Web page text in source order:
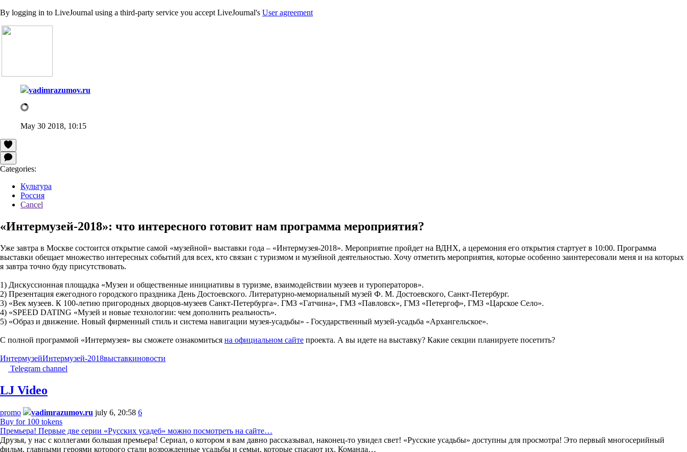
By logging in to LiveJournal using a third-party service you accept LiveJournal's User agreement
vadimrazumov.ru
May 30 2018, 10:15
Categories:
Культура
Россия
Cancel
«Интермузей-2018»: что интересного готовит нам программа мероприятия?
Уже завтра в Москве состоится открытие самой «музейной» выставки года – «Интермузея-2018». Мероприятие пройдет на ВДНХ, а церемония его открытия стартует в 10:00. Программа
выставки обещает множество интересных событий для всех, кто связан с туризмом и музейной деятельностью. Хочу отметить мероприятия, которые особенно заинтересовали меня и на которых
я завтра точно буду присутствовать.
1) Дискуссионная площадка «Музеи и общественные инициативы в туризме, взаимодействии музеев и туроператоров».
2) Презентация ежегодного городского праздника День Достоевского. Литературно-мемориальный музей Ф. М. Достоевского, Санкт-Петербург.
3) «Век музеев. К 100-летию пригородных дворцов-музеев Санкт-Петербурга». ГМЗ «Гатчина», ГМЗ «Павловск», ГМЗ «Петергоф», ГМЗ «Царское Село».
4) «SPEED DATING «Музей и новые технологии: чем дополнить реальность».
5) «Образ и движение. Новый фирменный стиль и система навигации музея-усадьбы» - Государственный музей-усадьба «Архангельское».
С полной программой «Интермузея» вы сможете ознакомиться на официальном сайте проекта. А вы идете на выставку? Какие секции планируете посетить?
ИнтермузейИнтермузей-2018выставкиновости
Telegram channel
LJ Video
promo vadimrazumov.ru july 6, 20:58 6
Buy for 100 tokens
Премьера! Первые две серии «Русских усадеб» можно посмотреть на сайте…
Друзья, у нас с коллегами большая премьера! Сериал, о котором я вам давно рассказывал, наконец-то увидел свет! «Русские усадьбы» доступны для просмотра! Это первый многосерийный
фильм, главными героями которого стали возрожденные усадьбы и семьи, которые спасают их. Команда…